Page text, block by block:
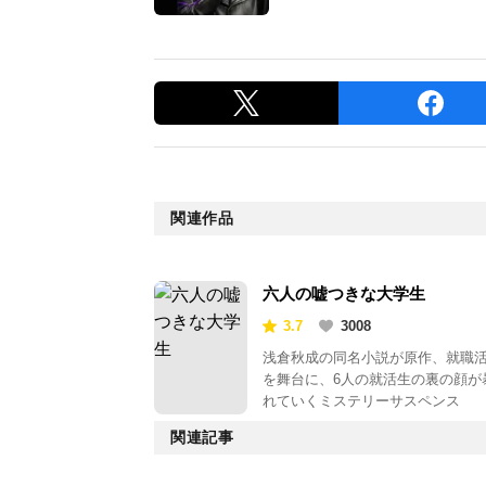
関連作品
六人の嘘つきな大学生
3.7
3008
浅倉秋成の同名小説が原作、就職
を舞台に、6人の就活生の裏の顔が
れていくミステリーサスペンス
関連記事